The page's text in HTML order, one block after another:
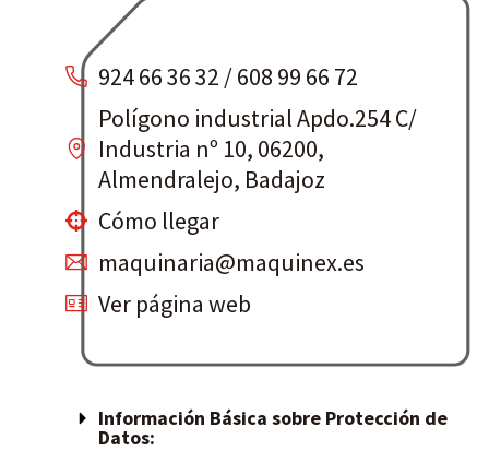
924 66 36 32 / 608 99 66 72
Polígono industrial Apdo.254 C/
Industria nº 10, 06200,
Almendralejo, Badajoz
Cómo llegar
maquinaria@maquinex.es
Ver página web
Información Básica sobre Protección de
Datos: